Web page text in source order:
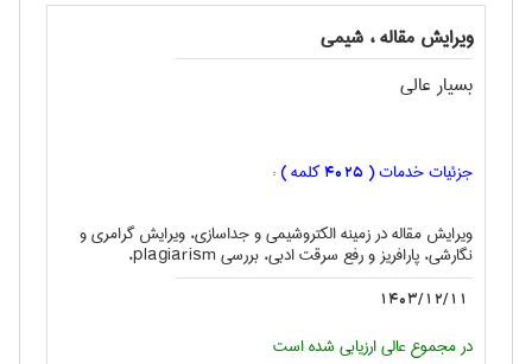
ویرایش مقاله ، شيمی
بسیار عالی
جزئیات خدمات ( 4025کلمه ) :
ویرایش مقاله در زمینه الکتروشیمی و جداسازی، ویرایش گرامری و
نگارشی، پارافریز و رفع سرقت ادبی، بررسی plagiarism،
1403/12/11
در مجموع عالی ارزیابی شده است